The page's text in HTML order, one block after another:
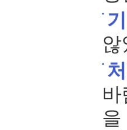
않
바
을